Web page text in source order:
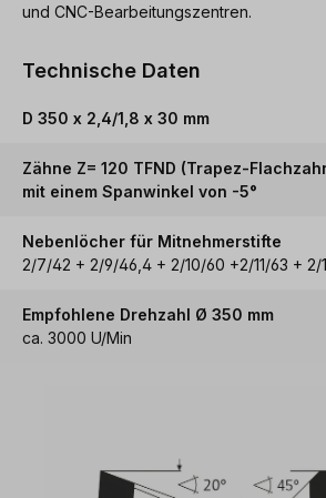
und CNC-Bearbeitungszentren.
Technische Daten
D 350 x 2,4/1,8 x 30 mm
Zähne Z= 120 TFND (Trapez-
mit einem Spanwinkel von -5°
Nebenlöcher für Mitnehmerstifte
2/7/42 + 2/9/46,4 + 2/10/60 +2/11/63 + 2/
Empfohlene Drehzahl Ø 350 mm
ca. 3000 U/Min